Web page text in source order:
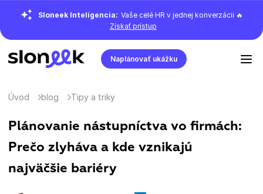
Sloneek Inteligencia: Vaše celé HR v jednej konverzácii 🔥
Získať prístup
Naplánovať ukážku
Úvod blog Tipy a triky
Plánovanie nástupníctva vo firmách:
Prečo zlyháva a kde vznikajú
najväčšie bariéry